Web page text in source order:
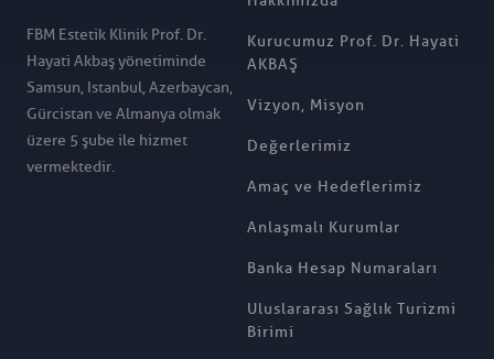
FBM Estetik Klinik Prof. Dr.
Hayati Akbaş yönetiminde
Samsun, Istanbul, Azerbaycan,
Gürcistan ve Almanya olmak
üzere 5 şube ile hizmet
vermektedir.
Kurucumuz Prof. Dr. Hayati
AKBAŞ
Vizyon, Misyon
Değerlerimiz
Amaç ve Hedeflerimiz
Anlaşmalı Kurumlar
Banka Hesap Numaraları
Uluslararası Sağlık Turizmi
Birimi